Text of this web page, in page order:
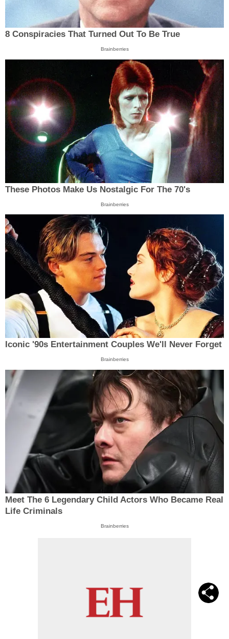
8 Conspiracies That Turned Out To Be True
Brainberries
These Photos Make Us Nostalgic For The 70's
Brainberries
Iconic '90s Entertainment Couples We'll Never Forget
Brainberries
Meet The 6 Legendary Child Actors Who Became Real
Life Criminals
Brainberries